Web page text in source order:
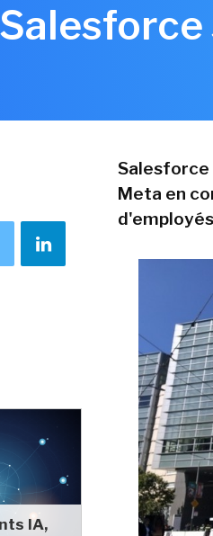
IA,
Salesforce
Meta en